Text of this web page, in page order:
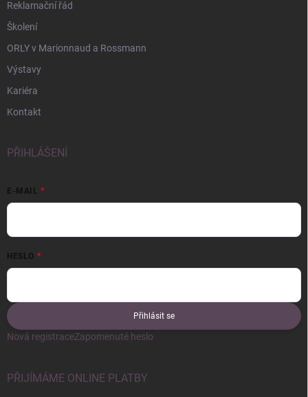
Reklamační řád
Školení
ORLY v Marionnaud a Rossmann
Výstavy
Kariéra
Kontakt
PŘIHLÁŠENÍ
E-MAIL
HESLO
Přihlásit se
Nová registraceZapomenuté heslo
PŘIJÍMÁME ONLINE PLATBY